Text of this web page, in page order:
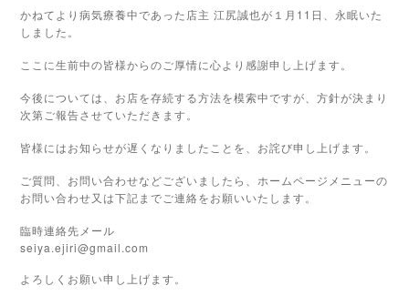
かねてより病気療養中であった店主 江尻誠也が１月11日、永眠いた
しました。
ここに生前中の皆様からのご厚情に心より感謝申し上げます。
今後については、お店を存続する方法を模索中ですが、方針が決まり
次第ご報告させていただきます。
皆様にはお知らせが遅くなりましたことを、お詫び申し上げます。
ご質問、お問い合わせなどございましたら、ホームページメニューの
お問い合わせ又は下記までご連絡をお願いいたします。
臨時連絡先メール
seiya.ejiri@gmail.com
よろしくお願い申し上げます。